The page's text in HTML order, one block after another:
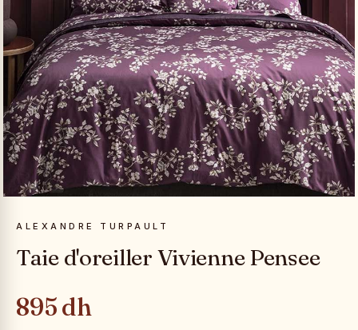
ALEXANDRE TURPAULT
Taie d'oreiller Vivienne Pensee
895 dh